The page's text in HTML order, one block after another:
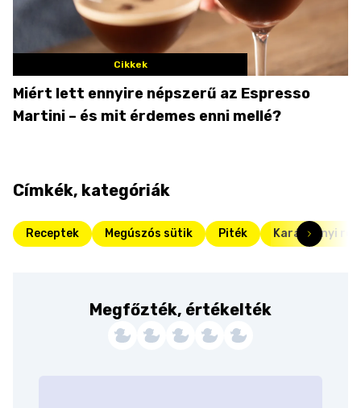
Cikkek
Miért lett ennyire népszerű az Espresso
Martini – és mit érdemes enni mellé?
Címkék, kategóriák
Receptek Megúszós sütik Piték Karácsonyi
Megfőzték, értékelték